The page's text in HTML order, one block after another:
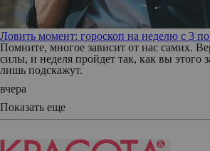
Ловить момент: гороскоп на неделю с 3 по
Помните, многое зависит от нас самих.
силы, и неделя пройдет так, как вы этого
лишь подскажут.
вчера
Показать еще